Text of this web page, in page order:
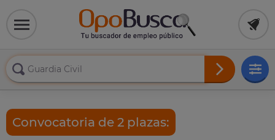
Convocatoria de 2 plazas: